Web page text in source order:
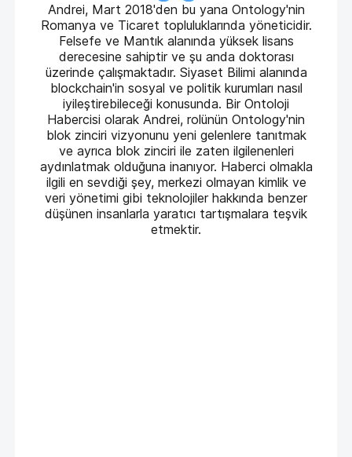
Andrei, Mart 2018'den bu yana Ontology'nin
Romanya ve Ticaret topluluklarında yöneticidir.
Felsefe ve Mantık alanında yüksek lisans
derecesine sahiptir ve şu anda doktorası
üzerinde çalışmaktadır. Siyaset Bilimi alanında
blockchain'in sosyal ve politik kurumları nasıl
iyileştirebileceği konusunda. Bir Ontoloji
Habercisi olarak Andrei, rolünün Ontology'nin
blok zinciri vizyonunu yeni gelenlere tanıtmak
ve ayrıca blok zinciri ile zaten ilgilenenleri
aydınlatmak olduğuna inanıyor. Haberci olmakla
ilgili en sevdiği şey, merkezi olmayan kimlik ve
veri yönetimi gibi teknolojiler hakkında benzer
düşünen insanlarla yaratıcı tartışmalara teşvik
etmektir.